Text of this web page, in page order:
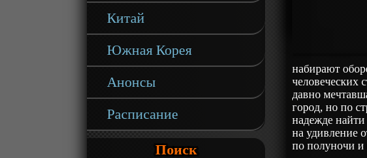
Китай
Южная Корея
Анонсы
Расписание
Поиск
набирают
человеческих
давно
город, но по
надежде
на удивление
по полуночи и